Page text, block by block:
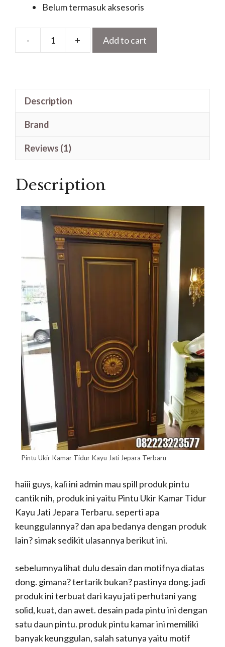
Belum termasuk aksesoris
-
Pintu
quantity
+ Add to cart
Description
Brand
Reviews (1)
Description
Pintu Ukir Kamar Tidur Kayu Jati Jepara Terbaru
haiii guys, kali ini admin mau spill produk pintu
cantik nih, produk ini yaitu Pintu Ukir Kamar Tidur
Kayu Jati Jepara Terbaru. seperti apa
keunggulannya? dan apa bedanya dengan produk
lain? simak sedikit ulasannya berikut ini.
sebelumnya lihat dulu desain dan motifnya diatas
dong. gimana? tertarik bukan? pastinya dong. jadi
produk ini terbuat dari kayu jati perhutani yang
solid, kuat, dan awet. desain pada pintu ini dengan
satu daun pintu. produk pintu kamar ini memiliki
banyak keunggulan, salah satunya yaitu motif